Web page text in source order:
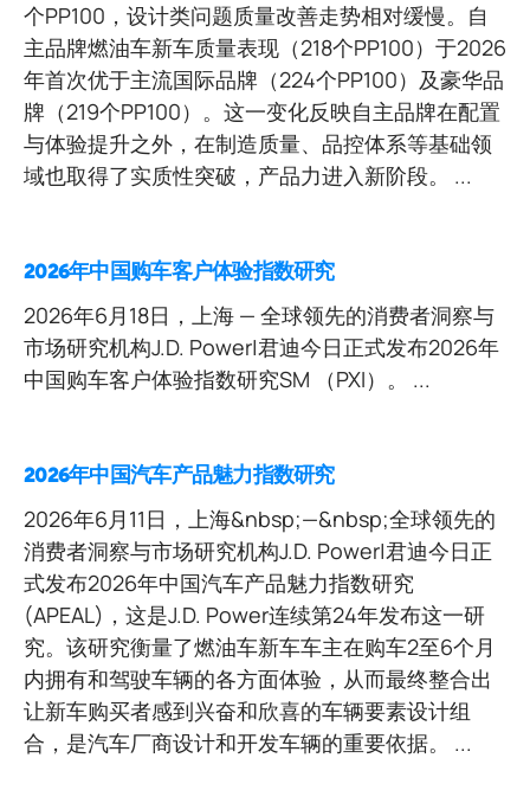
个PP100，设计类问题质量改善走势相对缓慢。自
主品牌燃油车新车质量表现（218个PP100）于2026
年首次优于主流国际品牌（224个PP100）及豪华品
牌（219个PP100）。这一变化反映自主品牌在配置
与体验提升之外，在制造质量、品控体系等基础领
域也取得了实质性突破，产品力进入新阶段。 ...
2026年中国购车客户体验指数研究
2026年6月18日，上海 — 全球领先的消费者洞察与
市场研究机构J.D. Power|君迪今日正式发布2026年
中国购车客户体验指数研究SM （PXI）。 ...
2026年中国汽车产品魅力指数研究
2026年6月11日，上海&nbsp;—&nbsp;全球领先的
消费者洞察与市场研究机构J.D. Power|君迪今日正
式发布2026年中国汽车产品魅力指数研究
(APEAL)，这是J.D. Power连续第24年发布这一研
究。该研究衡量了燃油车新车车主在购车2至6个月
内拥有和驾驶车辆的各方面体验，从而最终整合出
让新车购买者感到兴奋和欣喜的车辆要素设计组
合，是汽车厂商设计和开发车辆的重要依据。 ...